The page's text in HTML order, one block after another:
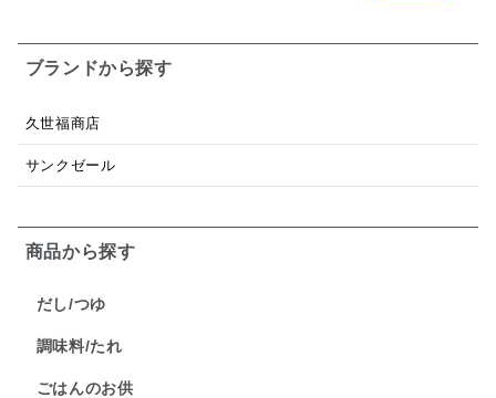
ブランドから探す
久世福商店
サンクゼール
商品から探す
だし/つゆ
調味料/たれ
ごはんのお供